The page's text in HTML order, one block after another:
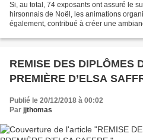
Si, au total, 74 exposants ont assuré le
hirsonnais de Noël, les animations
également, contribué à créer une
REMISE DES DIPLÔMES
PREMIÈRE D’ELSA
Publié le 20/12/2018 à 00:02
Par jjthomas